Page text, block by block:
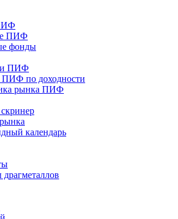
ПИФ
фонды
ПИФ
ПИФ по доходности
рынка ПИФ
календарь